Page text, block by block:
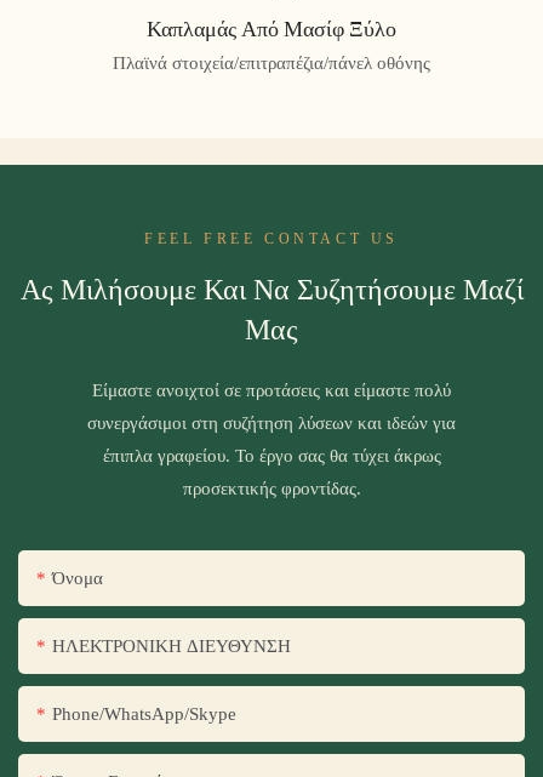
Καπλαμάς Από Μασίφ Ξύλο
Πλαϊνά στοιχεία/επιτραπέζια/πάνελ οθόνης
FEEL FREE CONTACT US
Ας Μιλήσουμε Και Να Συζητήσουμε Μαζί
Μας
Είμαστε ανοιχτοί σε προτάσεις και είμαστε πολύ
συνεργάσιμοι στη συζήτηση λύσεων και ιδεών για
έπιπλα γραφείου. Το έργο σας θα τύχει άκρως
προσεκτικής φροντίδας.
Όνομα
ΗΛΕΚΤΡΟΝΙΚΗ ΔΙΕΥΘΥΝΣΗ
Phone/WhatsApp/Skype